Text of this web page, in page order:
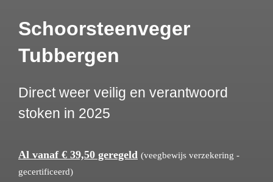
Schoorsteenveger
Tubbergen
Direct weer veilig en verantwoord
stoken in 2025
Al vanaf € 39,50 geregeld (veegbewijs verzekering -
gecertificeerd)